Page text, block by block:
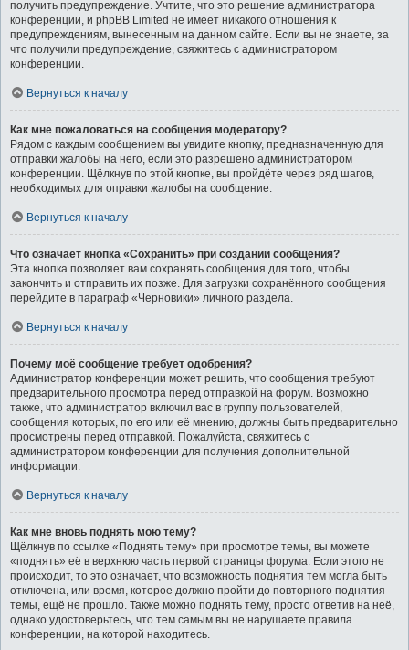
получить предупреждение. Учтите, что это решение администратора
конференции, и phpBB Limited не имеет никакого отношения к
предупреждениям, вынесенным на данном сайте. Если вы не знаете, за
что получили предупреждение, свяжитесь с администратором
конференции.
Вернуться к началу
Как мне пожаловаться на сообщения модератору?
Рядом с каждым сообщением вы увидите кнопку, предназначенную для
отправки жалобы на него, если это разрешено администратором
конференции. Щёлкнув по этой кнопке, вы пройдёте через ряд шагов,
необходимых для оправки жалобы на сообщение.
Вернуться к началу
Что означает кнопка «Сохранить» при создании сообщения?
Эта кнопка позволяет вам сохранять сообщения для того, чтобы
закончить и отправить их позже. Для загрузки сохранённого сообщения
перейдите в параграф «Черновики» личного раздела.
Вернуться к началу
Почему моё сообщение требует одобрения?
Администратор конференции может решить, что сообщения требуют
предварительного просмотра перед отправкой на форум. Возможно
также, что администратор включил вас в группу пользователей,
сообщения которых, по его или её мнению, должны быть предварительно
просмотрены перед отправкой. Пожалуйста, свяжитесь с
администратором конференции для получения дополнительной
информации.
Вернуться к началу
Как мне вновь поднять мою тему?
Щёлкнув по ссылке «Поднять тему» при просмотре темы, вы можете
«поднять» её в верхнюю часть первой страницы форума. Если этого не
происходит, то это означает, что возможность поднятия тем могла быть
отключена, или время, которое должно пройти до повторного поднятия
темы, ещё не прошло. Также можно поднять тему, просто ответив на неё,
однако удостоверьтесь, что тем самым вы не нарушаете правила
конференции, на которой находитесь.